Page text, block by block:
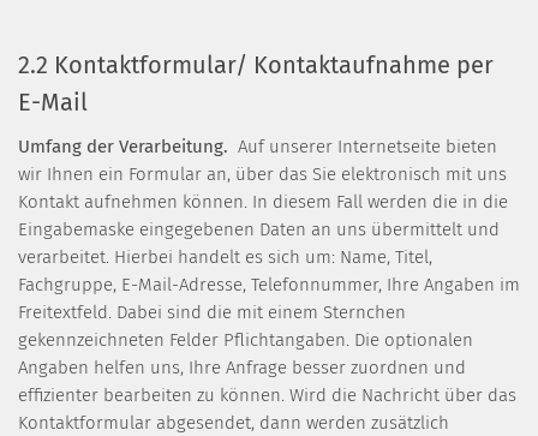
2.2 Kontaktformular/ Kontaktaufnahme per
E-Mail
Umfang der Verarbeitung. Auf unserer Internetseite bieten
wir Ihnen ein Formular an, über das Sie elektronisch mit uns
Kontakt aufnehmen können. In diesem Fall werden die in die
Eingabemaske eingegebenen Daten an uns übermittelt und
verarbeitet. Hierbei handelt es sich um: Name, Titel,
Fachgruppe, E-Mail-Adresse, Telefonnummer, Ihre Angaben im
Freitextfeld. Dabei sind die mit einem Sternchen
gekennzeichneten Felder Pflichtangaben. Die optionalen
Angaben helfen uns, Ihre Anfrage besser zuordnen und
effizienter bearbeiten zu können. Wird die Nachricht über das
Kontaktformular abgesendet, dann werden zusätzlich